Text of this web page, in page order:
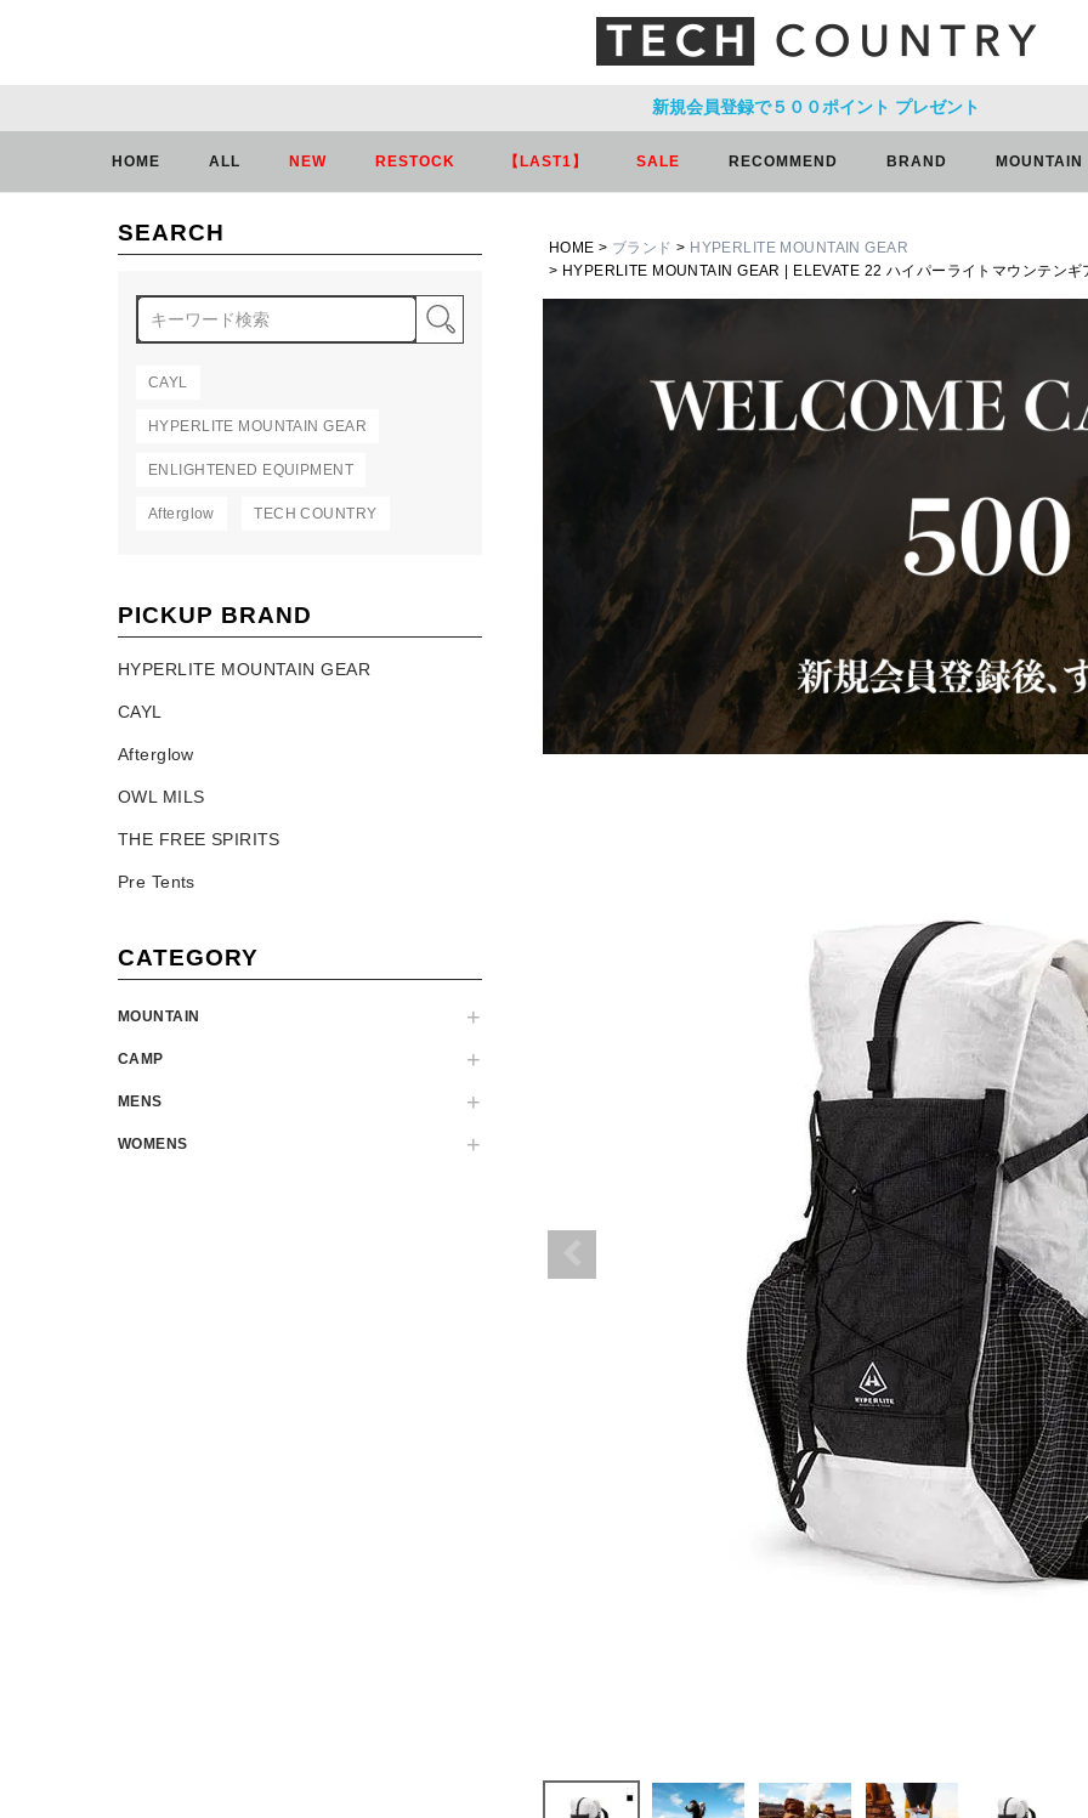
新規会員登録で５００ポイント プレゼント
HOME ALL NEW RESTOCK 【LAST1】 SALE RECOMMEND BRAND MOUNTAIN
SEARCH
CAYL
HYPERLITE MOUNTAIN GEAR
ENLIGHTENED EQUIPMENT
Afterglow TECH COUNTRY
PICKUP BRAND
HYPERLITE MOUNTAIN GEAR
CAYL
Afterglow
OWL MILS
THE FREE SPIRITS
Pre Tents
CATEGORY
MOUNTAIN
CAMP
MENS
WOMENS
HOME ブランド
HYPERLITE MOUNTAIN GEAR
HYPERLITE MOUNTAIN GEAR | ELEVATE 22 ハイパーライトマウンテン